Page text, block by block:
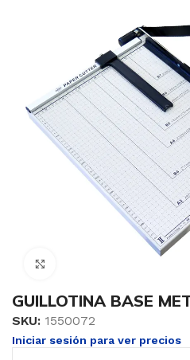
GUILLOTINA BASE
SKU: 1550072
Iniciar sesión para ver precios